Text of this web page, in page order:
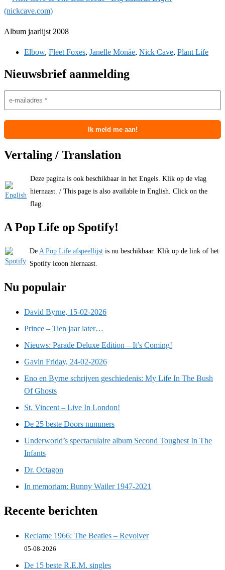
Album jaarlijst 2008
Elbow, Fleet Foxes, Janelle Monáe, Nick Cave, Plant Life
Nieuwsbrief aanmelding
Vertaling / Translation
Deze pagina is ook beschikbaar in het Engels. Klik op de vlag
hiernaast. / This page is also available in English. Click on the
flag.
A Pop Life op Spotify!
De A Pop Life afspeellijst is nu beschikbaar. Klik op de link of het
Spotify icoon hiernaast.
Nu populair
David Byrne, 15-02-2026
Prince – Tien jaar later…
Nieuws: Parade Deluxe Edition – It’s Coming!
Gavin Friday, 24-02-2026
Eno en Byrne schrijven geschiedenis: My Life In The Bush
Of Ghosts
St. Vincent – Live In London!
De 25 beste Doors nummers
Underworld’s spectaculaire album Second Toughest In The
Infants
Dr. Octagon
In memoriam: Bunny Wailer 1947-2021
Recente berichten
Reclame 1966: The Beatles – Revolver
05-08-2026
De 15 beste R.E.M. singles